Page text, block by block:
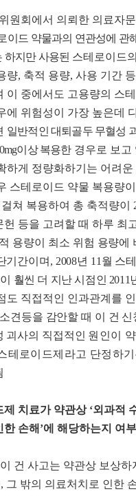
원회에서 의뢰한 의료자
이드 약물과의 연관성에 관
하지만 사용된 스테로이드
량, 축적 용량, 사용 기간
이 중에서도 고용량의 스
에 위험성이 가장 높은데
일반적인 대퇴골두 무혈성
이상 복용한 경우로 보고
하게 정량화하기는 어려
스테로이드 약물 복용량
쳐 복용하여 총 축적량이
헌 등을 고려할 때 하루 최
용량이 최소 위험 용량에
기간이며 , 2008년 11 월 스테
훨씬 더 지난 시점인 2011
도 직접적인 인과관계를
견 등을 감안할 때 이 건
괴사의 직접적인 원인이 약
테로이드제라고 단정하기
제 치료가 약관상 ‘외과적
한 손해 ’에 해당하는지 여부
건 사고는 약관상 보상하
, 그 밖의 의료처치로 인한